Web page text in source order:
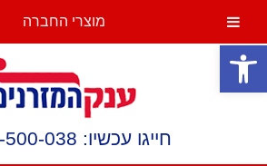
פתח סרגל נגישות
חייגו עכשיו: 1700-500-038
מוצרי החברה